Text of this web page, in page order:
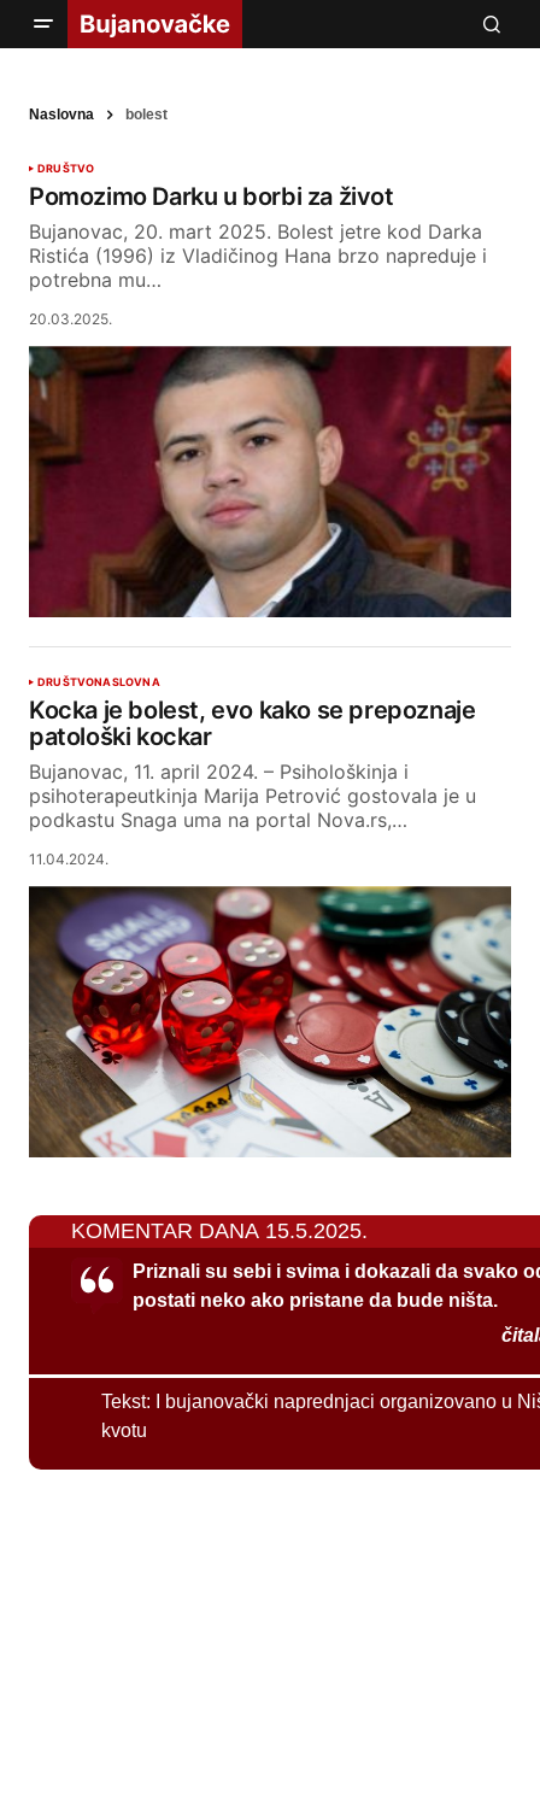
Naslovna bolest
DRUŠTVO
Pomozimo Darku u borbi za život
Bujanovac, 20. mart 2025. Bolest jetre kod Darka
Ristića (1996) iz Vladičinog Hana brzo napreduje i
potrebna mu…
20.03.2025.
DRUŠTVONASLOVNA
Kocka je bolest, evo kako se prepoznaje
patološki kockar
Bujanovac, 11. april 2024. – Psihološkinja i
psihoterapeutkinja Marija Petrović gostovala je u
podkastu Snaga uma na portal Nova.rs,…
11.04.2024.
KOMENTAR DANA 15.5.2025.
Priznali su sebi i svima i dokazali da svako
postati neko ako pristane da bude ništa.
Tekst:
I bujanovački naprednjaci organizovano u
kvotu